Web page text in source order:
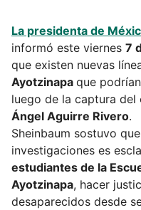
La presidenta de
informó este viernes 7
que existen nuevas
Ayotzinapa que
luego de la captura del
Ángel Aguirre Rivero.
Sheinbaum sostuvo
investigaciones es
estudiantes de la
Ayotzinapa, hacer
desaparecidos desde